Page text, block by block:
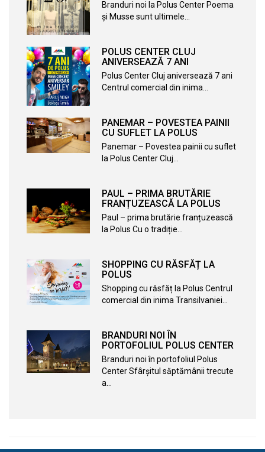
Branduri noi la Polus Center Poema
și Musse sunt ultimele…
POLUS CENTER CLUJ
ANIVERSEAZĂ 7 ANI
Polus Center Cluj aniversează 7 ani
Centrul comercial din inima…
PANEMAR – POVESTEA PAINII
CU SUFLET LA POLUS
Panemar – Povestea painii cu suflet
la Polus Center Cluj…
PAUL – PRIMA BRUTĂRIE
FRANȚUZEASCĂ LA POLUS
Paul – prima brutărie franțuzească
la Polus Cu o tradiție…
SHOPPING CU RĂSFĂȚ LA
POLUS
Shopping cu răsfăț la Polus Centrul
comercial din inima Transilvaniei…
BRANDURI NOI ÎN
PORTOFOLIUL POLUS CENTER
Branduri noi în portofoliul Polus
Center Sfârşitul săptămânii trecute
a…